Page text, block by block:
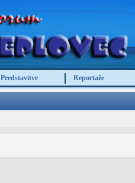
Predstavitve Reportaže